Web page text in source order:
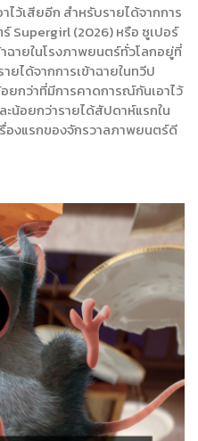
ว้เสียอีก สำหรับรายได้จากการ
Supergirl (2026) หรือ ซูเปอร์
ฉายในโรงภาพยนตร์ทั่วโลกอยู่ที่
ได้จากการเข้าฉายในทวีป
ยกว่าที่มีการคาดการณ์กันเอาไว้
น้อยกว่ารายได้สัปดาห์แรกใน
องแรกของจักรวาลภาพยนตร์ดี